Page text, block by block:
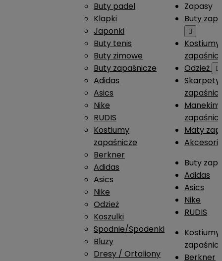
Buty padel
Klapki
Japonki
Buty tenis
Buty zimowe
Buty zapaśnicze
Adidas
Asics
Nike
RUDIS
Kostiumy
zapaśnicze
Berkner
Adidas
Asics
Nike
Odzież
Koszulki
Spodnie/Spodenki
Bluzy
Dresy / Ortaliony
Zapasy
Buty

Kostiumy
Odzież

Skarpety
Manekiny
Maty
Buty
Adidas
Asics
Nike
RUDIS
Kostiumy
Berkner